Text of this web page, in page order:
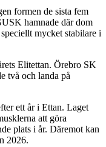
formen de sista fem
hamnade där dom
mycket stabilare i
Elitettan. Örebro SK
två och landa på
ett år i Ettan. Laget
att göra
plats i år. Däremot kan
2026.